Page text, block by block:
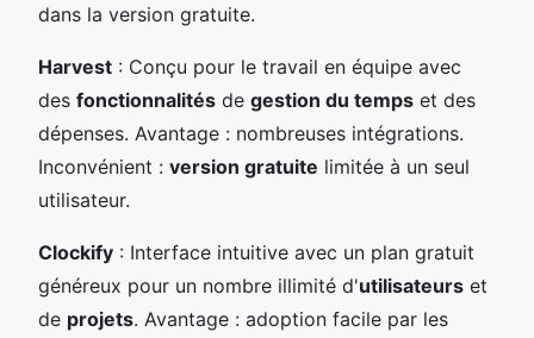
dans la version gratuite.
Harvest : Conçu pour le travail en équipe avec
des fonctionnalités de gestion du temps et des
dépenses. Avantage : nombreuses intégrations.
Inconvénient : version gratuite limitée à un seul
utilisateur.
Clockify : Interface intuitive avec un plan gratuit
généreux pour un nombre illimité d'utilisateurs et
de projets. Avantage : adoption facile par les